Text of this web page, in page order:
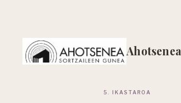
Ahotsenea
5. IKASTAROA